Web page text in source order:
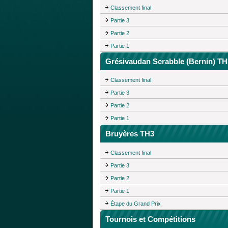
Classement final
Partie 3
Partie 2
Partie 1
Grésivaudan Scrabble (Bernin)
Classement final
Partie 3
Partie 2
Partie 1
Bruyères TH3
Classement final
Partie 3
Partie 2
Partie 1
Étape du Grand Prix
Tournois et Compétitions